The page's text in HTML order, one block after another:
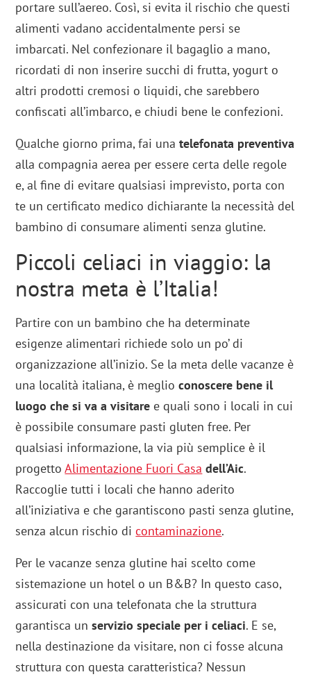
portare sull’aereo. Così, si evita il rischio che questi
alimenti vadano accidentalmente persi se
imbarcati. Nel confezionare il bagaglio a mano,
ricordati di non inserire succhi di frutta, yogurt o
altri prodotti cremosi o liquidi, che sarebbero
confiscati all’imbarco, e chiudi bene le confezioni.
Qualche giorno prima, fai unatelefonata preventiva
alla compagnia aerea per essere certa delle regole
e, al fine di evitare qualsiasi imprevisto, porta con
te un certificato medico dichiarante la necessità del
bambino di consumare alimenti senza glutine.
Piccoli celiaci in viaggio: la
nostra meta è l’Italia!
Partire con un bambino che ha determinate
esigenze alimentari richiede solo un po’ di
organizzazione all’inizio. Se la meta delle vacanze è
una località italiana, è meglioconoscere bene il
luogo che si va a visitare e quali sono i locali in cui
è possibile consumare pasti gluten free. Per
qualsiasi informazione, la via più semplice è il
progettoAlimentazione Fuori Casa dell’Aic.
Raccoglie tutti i locali che hanno aderito
all’iniziativa e che garantiscono pasti senza glutine,
senza alcun rischio dicontaminazione.
Per le vacanze senza glutine hai scelto come
sistemazione un hotel o un B&B? In questo caso,
assicurati con una telefonata che la struttura
garantisca unservizio speciale per i celiaci. E se,
nella destinazione da visitare, non ci fosse alcuna
struttura con questa caratteristica? Nessun